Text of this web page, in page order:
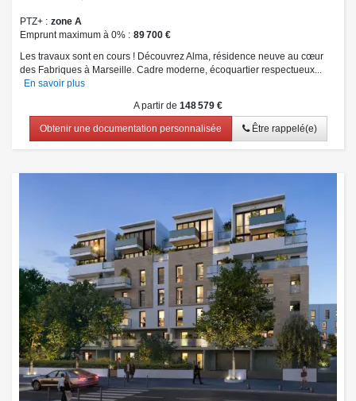
PTZ+
zone A
Emprunt maximum à 0%
89 700 €
Les travaux sont en cours ! Découvrez Alma, résidence neuve au cœur
des Fabriques à Marseille. Cadre moderne, écoquartier respectueux...
En savoir plus
A partir de 148 579 €
Obtenir une documentation personnalisée Être rappelé(e)